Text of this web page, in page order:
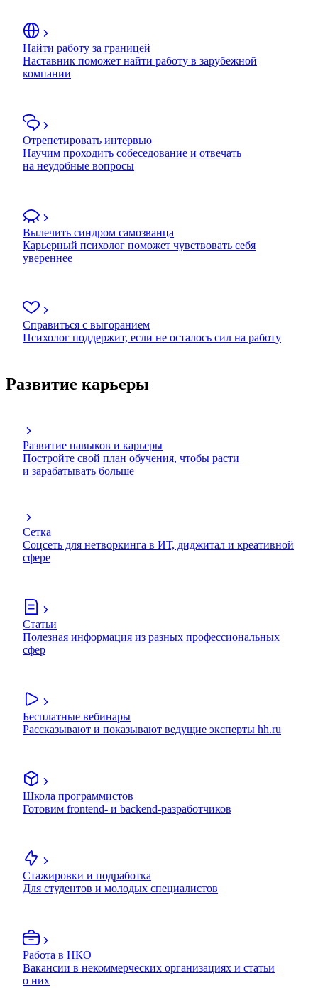
Найти работу за границей
Наставник поможет найти работу в зарубежной
компании
Отрепетировать интервью
Научим проходить собеседование и отвечать
на неудобные вопросы
Вылечить синдром самозванца
Карьерный психолог поможет чувствовать себя
увереннее
Справиться с выгоранием
Психолог поддержит, если не осталось сил на работу
Развитие карьеры
Развитие навыков и карьеры
Постройте свой план обучения, чтобы расти
и зарабатывать больше
Сетка
Соцсеть для нетворкинга в ИТ, диджитал и креативной
сфере
Статьи
Полезная информация из разных профессиональных
сфер
Бесплатные вебинары
Рассказывают и показывают ведущие эксперты hh.ru
Школа программистов
Готовим frontend- и backend-разработчиков
Стажировки и подработка
Для студентов и молодых специалистов
Работа в НКО
Вакансии в некоммерческих организациях и статьи
о них